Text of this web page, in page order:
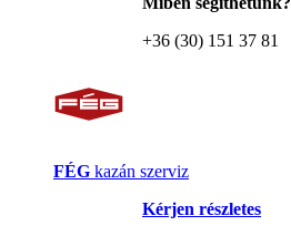
+36 (30) 151 37 81
FÉG kazán szerviz
Kérjen részletes